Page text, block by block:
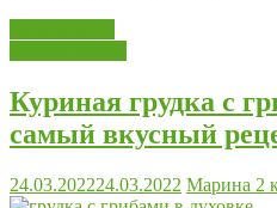
Куриная грудка с
самый вкусный
24.03.202224.03.2022 Марина 2